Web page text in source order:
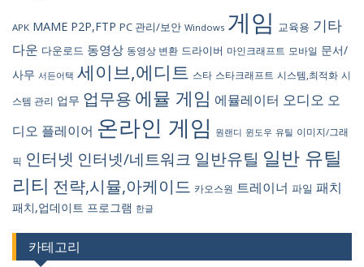
APK MAME P2P,FTP PC 관리/보안 Windows 게임 교육용 기타
다운 다운로드 동영상 동영상 변환 드라이버 마인크래프트 모바일 문서/
사무 서든어택 세이브,에디트 스타 스타크래프트 시스템,최적화 시
스템 관리 업무 업무용 에뮬 게임 에뮬레이터 오디오 오
디오 플레이어 온라인 게임 원랜디 윈도우 유틸 이미지/그래
픽 인터넷 인터넷/네트워크 일반유틸 일반 유틸
리티 전략,시뮬,아케이드 카오스원 트레이너 파일 패치
패치,업데이트 프로그램 한글
카테고리